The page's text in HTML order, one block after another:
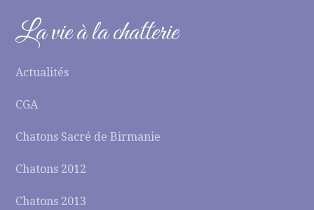
La vie à la chatterie
Actualités
CGA
Chatons Sacré de Birmanie
Chatons 2012
Chatons 2013